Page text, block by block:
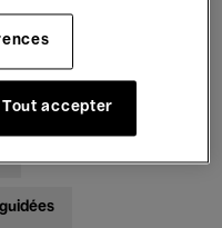
Music
Tout accepter